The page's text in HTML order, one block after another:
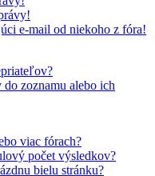
e-mail od niekoho z fóra!
zoznamu alebo ich
viac fórach?
počet výsledkov?
bielu stránku?